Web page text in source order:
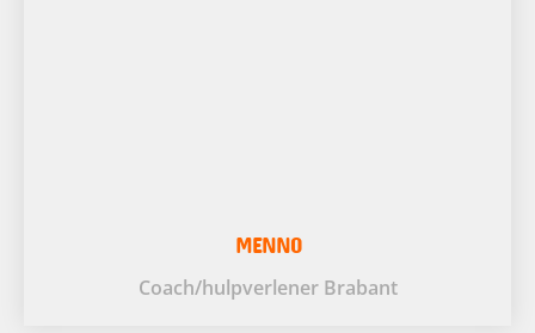
MENNO
Coach/hulpverlener Brabant